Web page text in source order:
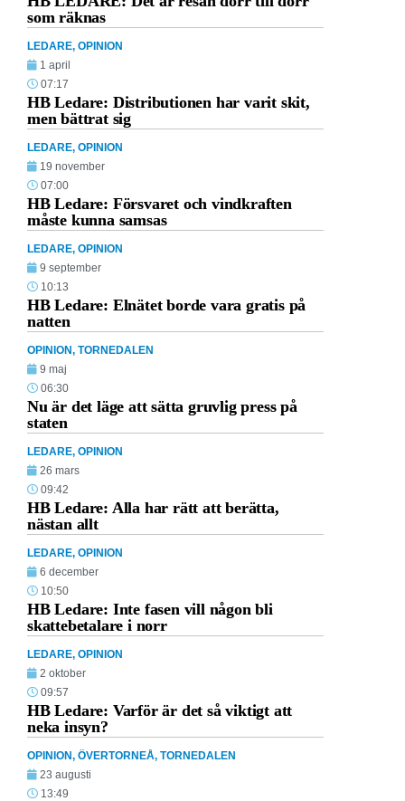
som räknas
LEDARE, OPINION
1 april
07:17
HB Ledare: Distributionen har varit skit,
men bättrat sig
LEDARE, OPINION
19 november
07:00
HB Ledare: Försvaret och vindkraften
måste kunna samsas
LEDARE, OPINION
9 september
10:13
HB Ledare: Elnätet borde vara gratis på
natten
OPINION, TORNEDALEN
9 maj
06:30
Nu är det läge att sätta gruvlig press på
staten
LEDARE, OPINION
26 mars
09:42
HB Ledare: Alla har rätt att berätta,
nästan allt
LEDARE, OPINION
6 december
10:50
HB Ledare: Inte fasen vill någon bli
skattebetalare i norr
LEDARE, OPINION
2 oktober
09:57
HB Ledare: Varför är det så viktigt att
neka insyn?
OPINION, ÖVERTORNEÅ, TORNEDALEN
23 augusti
13:49